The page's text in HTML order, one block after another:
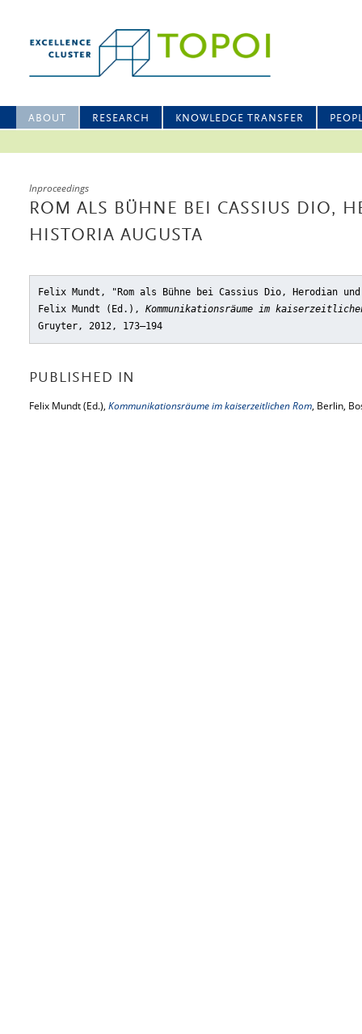
ABOUT RESEARCH KNOWLEDGE TRANSFER
Inproceedings
ROM ALS BÜHNE BEI CASSIUS DIO,
HISTORIA AUGUSTA
Felix Mundt, "Rom als Bühne bei Cassius Dio, Herodian
Felix Mundt (Ed.), Kommunikationsräume im
Gruyter, 2012, 173–194
PUBLISHED IN
Felix Mundt (Ed.), Kommunikationsräume im kaiserzeitlichen Rom, Berlin,